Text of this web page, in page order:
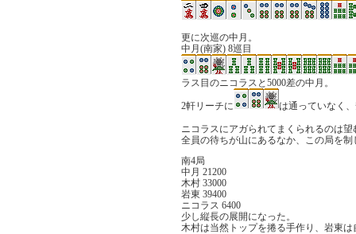
更に次巡の中月。
中月(南家) 8巡目
ラス目のニコラスと5000差の中月。
2軒リーチに は通っていなく
ニコラスにアガられてまくられるのは
全員の待ちが山にあるなか、この局を
南4局
中月 21200
木村 33000
岩東 39400
ニコラス 6400
少し縦長の展開になった。
木村は当然トップを捲る手作り、岩東